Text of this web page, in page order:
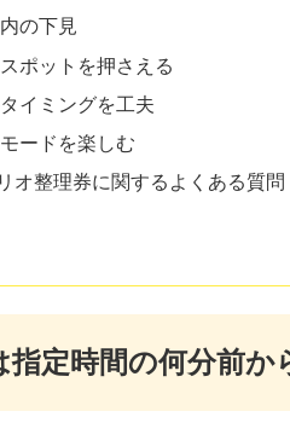
の下見
ポットを押さえる
イミングを工夫
ードを楽しむ
オ整理券に関するよくある質問
定時間の何分前か